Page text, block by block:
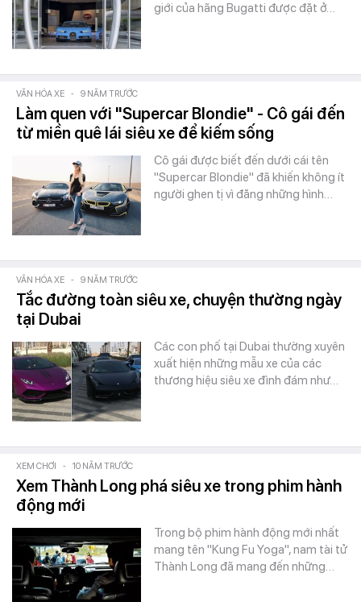
giới của hãng Bugatti được đặt ở…
VĂN HÓA XE - 9 NĂM TRƯỚC
Làm quen với "Supercar Blondie" - Cô gái đến
từ miền quê lái siêu xe để kiếm sống
Cô gái được biết đến dưới cái tên
"Supercar Blondie" đã khiến không ít
người ghen tị vì đăng những hình…
VĂN HÓA XE - 9 NĂM TRƯỚC
Tắc đường toàn siêu xe, chuyện thường ngày
tại Dubai
Các con phố tại Dubai thường xuyên
xuất hiện những mẫu xe của các
thương hiệu siêu xe đình đám như…
XEM CHƠI - 10 NĂM TRƯỚC
Xem Thành Long phá siêu xe trong phim hành
động mới
Trong bộ phim hành động mới nhất
mang tên "Kung Fu Yoga", nam tài tử
Thành Long đã mang đến những…